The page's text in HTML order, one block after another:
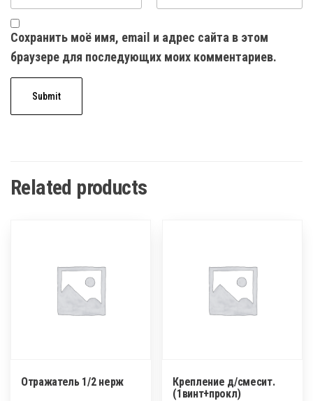
Сохранить моё имя, email и адрес сайта в этом
браузере для последующих моих комментариев.
Related products
Отражатель 1/2 нерж
Крепление д/смесит.
(1винт+прокл)